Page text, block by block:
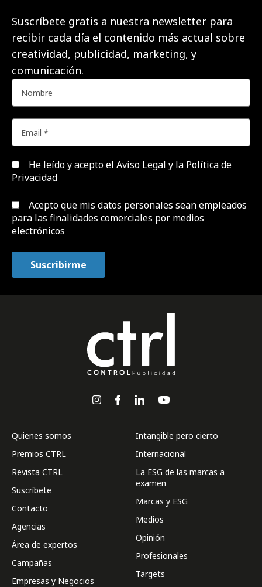
Suscríbete gratis a nuestra newsletter para
recibir cada día el contenido más actual sobre
creatividad, publicidad, marketing, y
comunicación.
He leído y acepto el Aviso Legal y la Política de
Privacidad
Acepto que mis datos personales sean empleados
para las finalidades comerciales por medios
electrónicos
Quienes somos
Premios CTRL
Revista CTRL
Suscríbete
Contacto
Agencias
Área de expertos
Campañas
Empresas y Negocios
Intangible pero cierto
Internacional
La ESG de las marcas a
examen
Marcas y ESG
Medios
Opinión
Profesionales
Targets